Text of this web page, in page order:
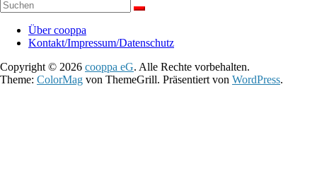
Über cooppa
Kontakt/Impressum/Datenschutz
Copyright © 2026 cooppa eG. Alle Rechte vorbehalten.
Theme: ColorMag von ThemeGrill. Präsentiert von WordPress.